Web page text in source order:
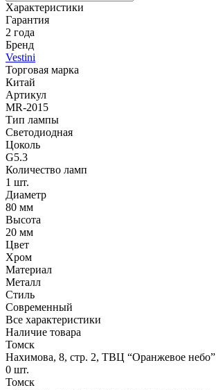
Характеристики
Гарантия
2 года
Бренд
Vestini
Торговая марка
Китай
Артикул
MR-2015
Тип лампы
Светодиодная
Цоколь
G5.3
Количество ламп
1 шт.
Диаметр
80 мм
Высота
20 мм
Цвет
Хром
Материал
Металл
Стиль
Современный
Все характеристики
Наличие товара
Томск
Нахимова, 8, стр. 2​, ТВЦ “Оранжевое небо​”
0 шт.
Томск